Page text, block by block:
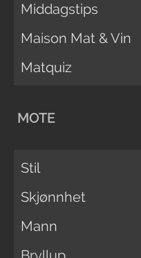
Middagstips
Maison Mat & Vin
Matquiz
MOTE
Stil
Skjønnhet
Mann